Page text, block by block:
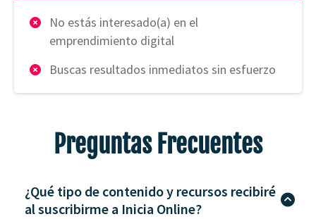
No estás interesado(a) en el
emprendimiento digital
Buscas resultados inmediatos sin esfuerzo
Preguntas Frecuentes
¿Qué tipo de contenido y recursos recibiré
al suscribirme a Inicia Online?